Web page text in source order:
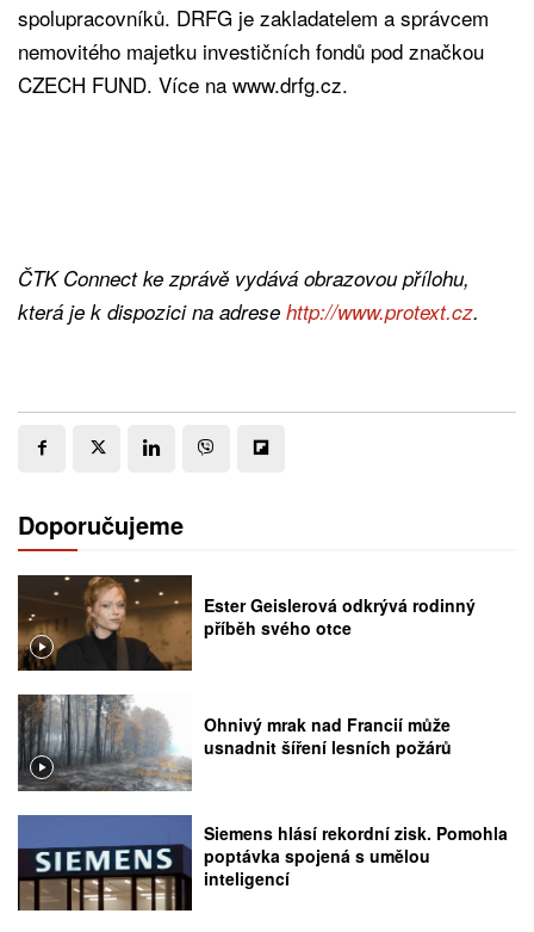
spolupracovníků. DRFG je zakladatelem a správcem
nemovitého majetku investičních fondů pod značkou
CZECH FUND. Více na www.drfg.cz.
ČTK Connect ke zprávě vydává obrazovou přílohu,
která je k dispozici na adrese http://www.protext.cz.
Doporučujeme
Ester Geislerová odkrývá rodinný
příběh svého otce
Ohnivý mrak nad Francií může
usnadnit šíření lesních požárů
Siemens hlásí rekordní zisk. Pomohla
poptávka spojená s umělou
inteligencí